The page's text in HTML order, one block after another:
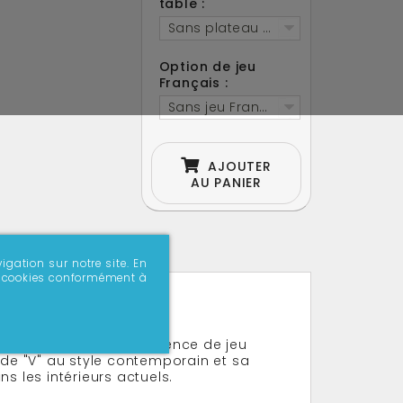
sur notre site. En
conformément à
table :
Sans plateau table
Option de jeu
Français :
Sans jeu Français
AJOUTER
AU PANIER
à tous
en offrant une expérience de jeu
"V" au style contemporain et sa
les intérieurs actuels.